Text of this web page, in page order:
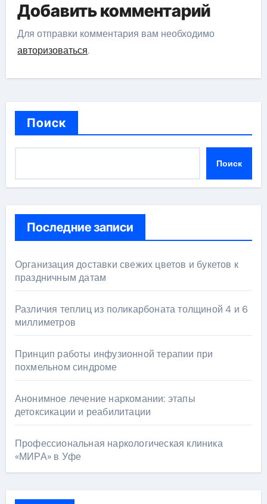
Добавить комментарий
Для отправки комментария вам необходимо
авторизоваться.
Поиск
Поиск
Последние записи
Организация доставки свежих цветов и букетов к
праздничным датам
Различия теплиц из поликарбоната толщиной 4 и 6
миллиметров
Принцип работы инфузионной терапии при
похмельном синдроме
Анонимное лечение наркомании: этапы
детоксикации и реабилитации
Профессиональная наркологическая клиника
«МИРА» в Уфе